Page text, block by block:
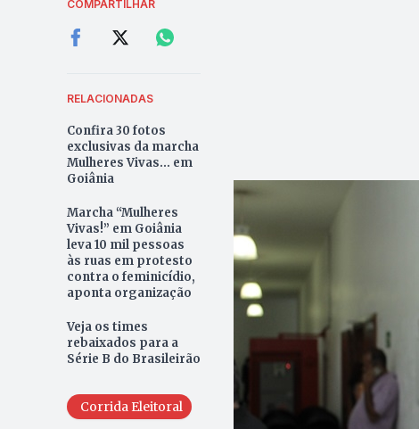
COMPARTILHAR
RELACIONADAS
Confira 30 fotos
exclusivas da marcha
Mulheres Vivas... em
Goiânia
Marcha “Mulheres
Vivas!” em Goiânia
leva 10 mil pessoas
às ruas em protesto
contra o feminicídio,
aponta organização
Veja os times
rebaixados para a
Série B do Brasileirão
Corrida Eleitoral